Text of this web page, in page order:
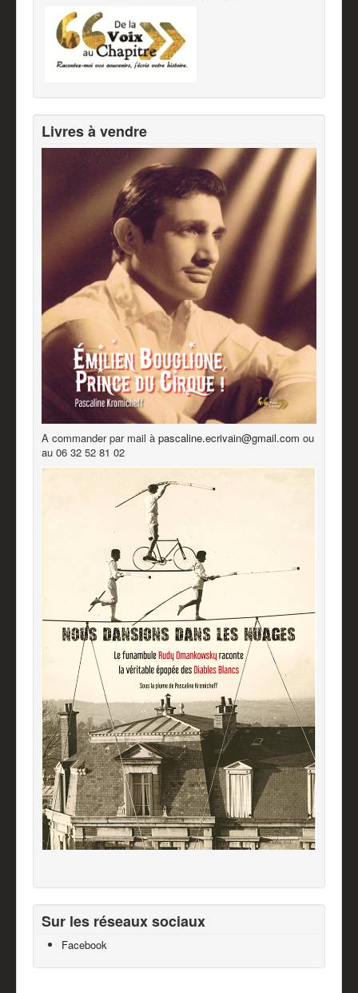
Livres à vendre
A commander par mail à pascaline.ecrivain@gmail.com ou
au 06 32 52 81 02
Sur les réseaux sociaux
Facebook